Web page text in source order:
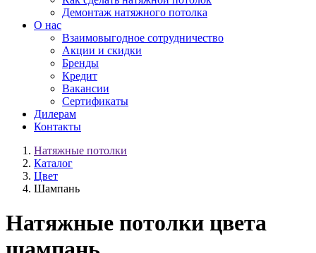
Демонтаж натяжного потолка
О нас
Взаимовыгодное сотрудничество
Акции и скидки
Бренды
Кредит
Вакансии
Сертификаты
Дилерам
Контакты
Натяжные потолки
Каталог
Цвет
Шампань
Натяжные потолки цвета